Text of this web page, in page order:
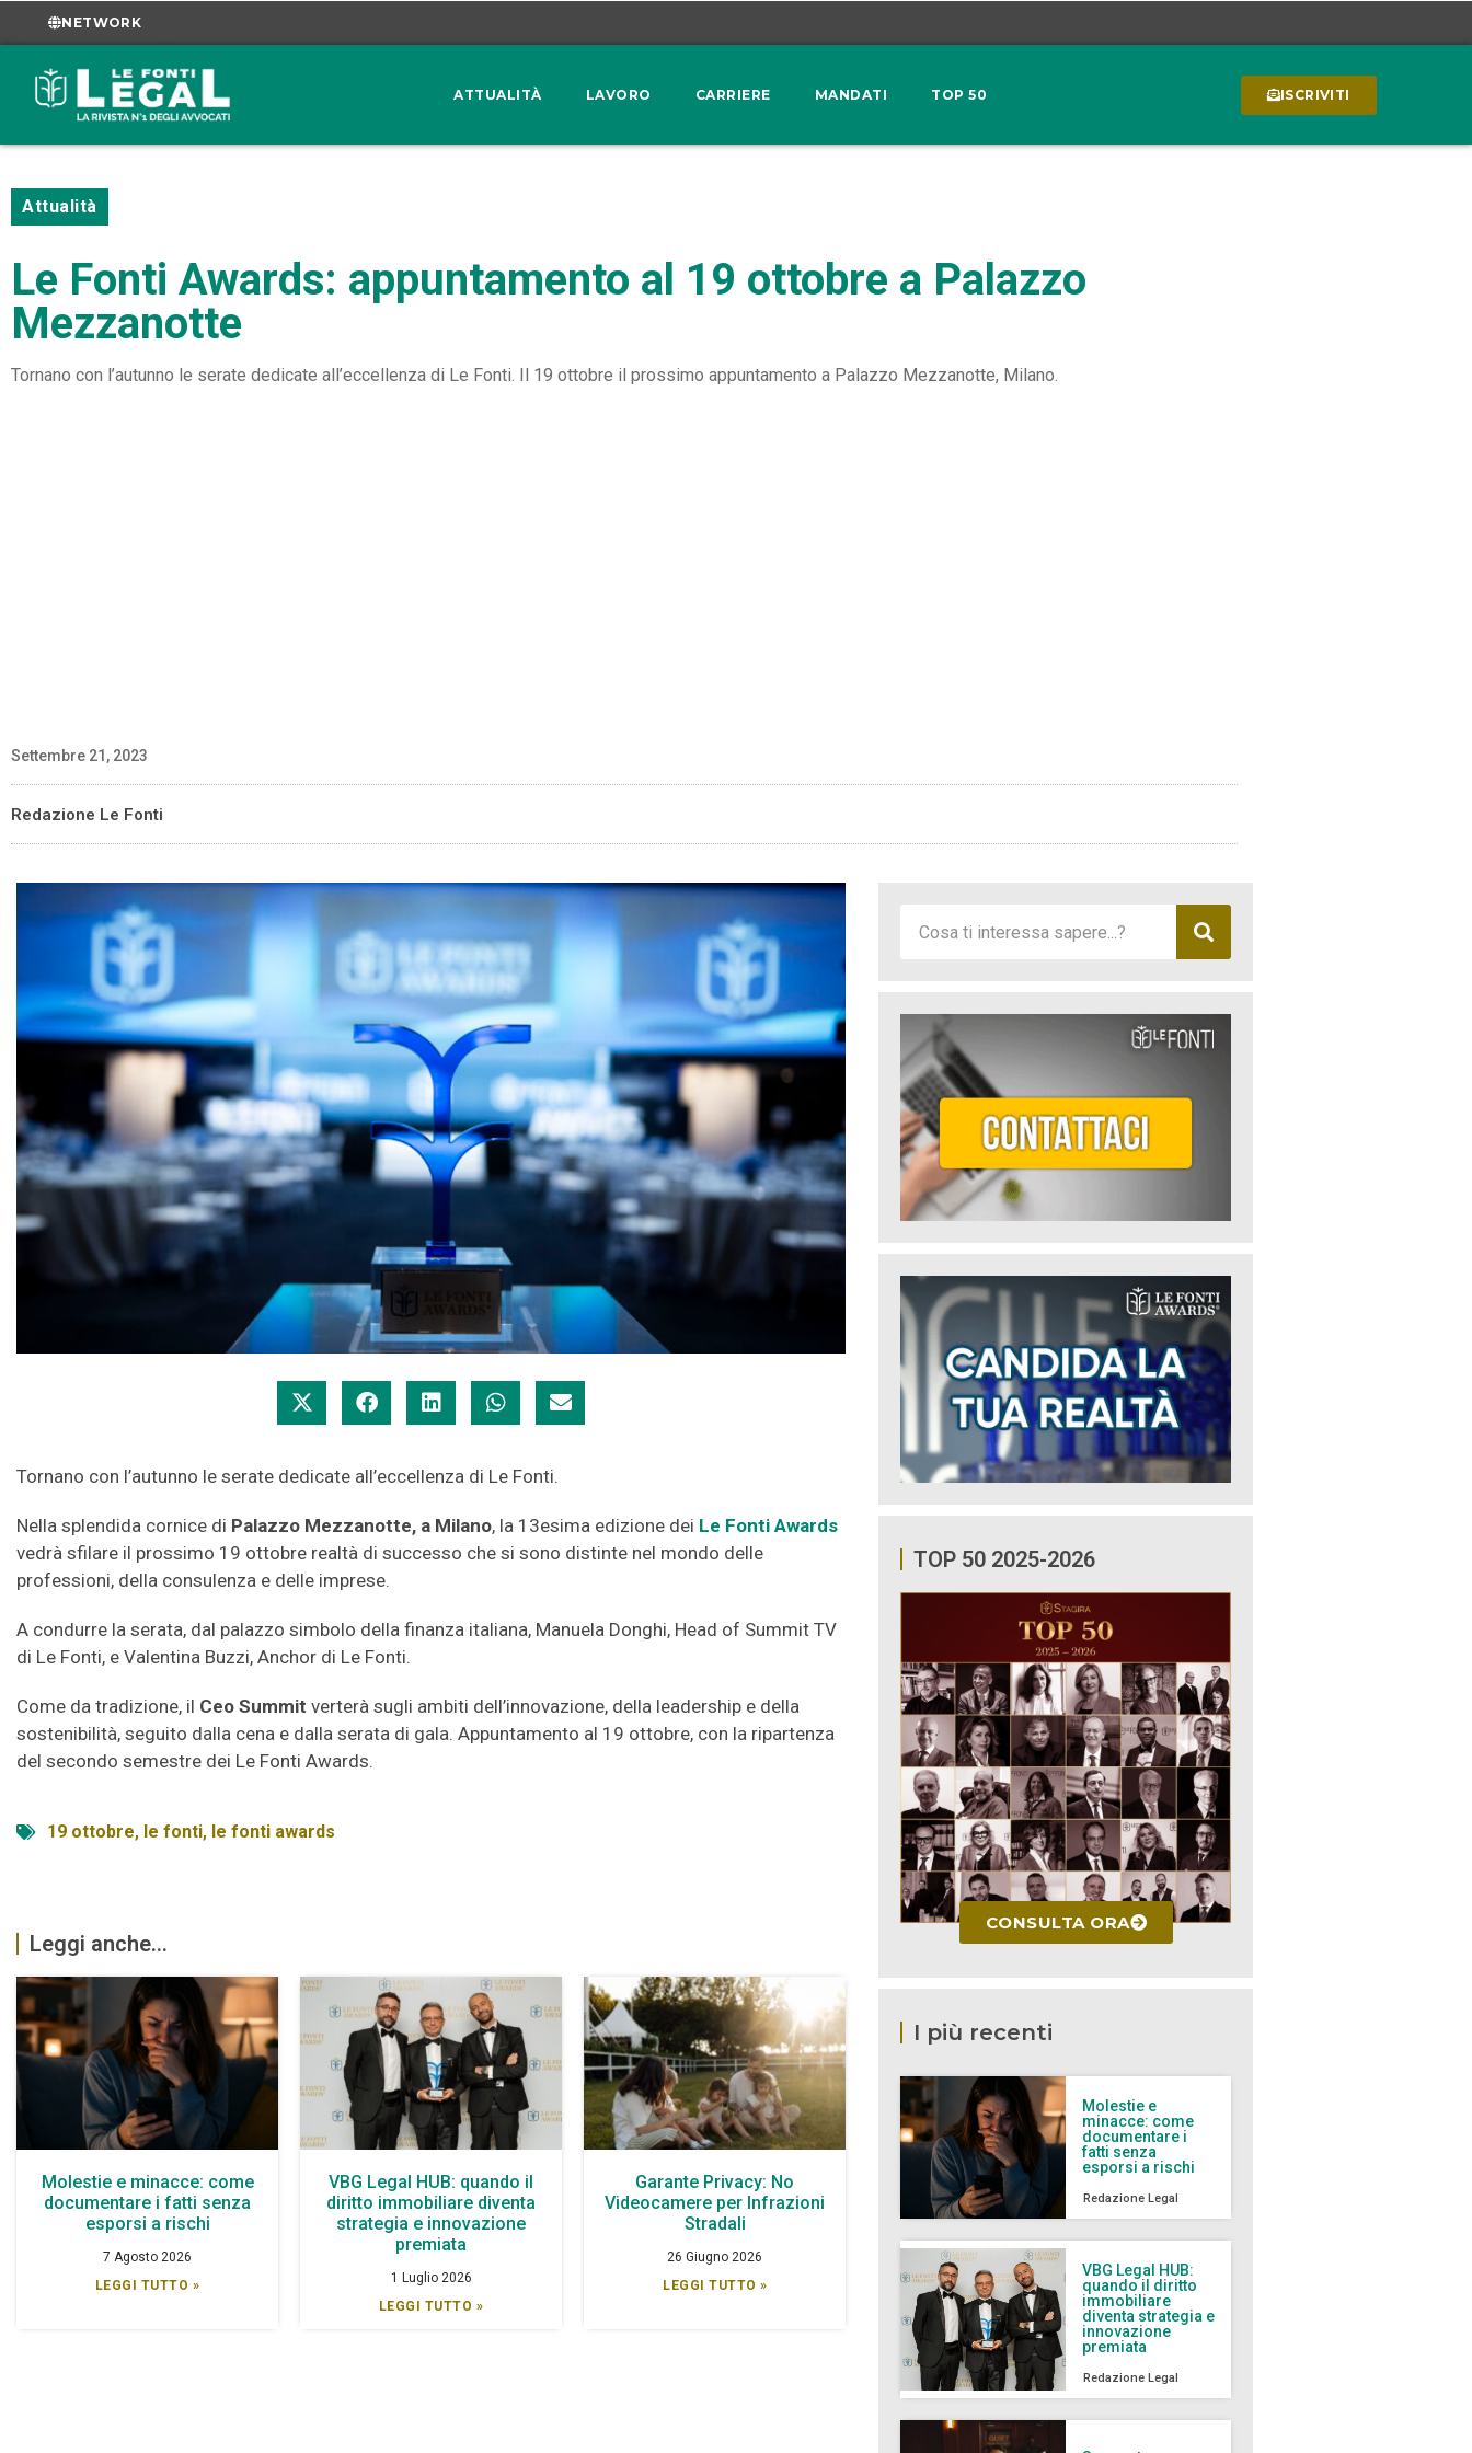
NETWORK
ATTUALITÀ LAVORO CARRIERE MANDATI TOP 50 ISCRIVITI
Attualità
Le Fonti Awards: appuntamento al 19 ottobre a Palazzo
Mezzanotte
Tornano con l’autunno le serate dedicate all’eccellenza di Le Fonti. Il 19 ottobre il prossimo appuntamento a Palazzo Mezzanotte, Milano.
Settembre 21, 2023
Redazione Le Fonti
Tornano con l’autunno le serate dedicate all’eccellenza di Le Fonti.
Nella splendida cornice di Palazzo Mezzanotte, a Milano, la 13esima edizione dei Le Fonti Awards
vedrà sfilare il prossimo 19 ottobre realtà di successo che si sono distinte nel mondo delle
professioni, della consulenza e delle imprese.
A condurre la serata, dal palazzo simbolo della finanza italiana, Manuela Donghi, Head of Summit TV
di Le Fonti, e Valentina Buzzi, Anchor di Le Fonti.
Come da tradizione, il Ceo Summit verterà sugli ambiti dell’innovazione, della leadership e della
sostenibilità, seguito dalla cena e dalla serata di gala. Appuntamento al 19 ottobre, con la ripartenza
del secondo semestre dei Le Fonti Awards.
19 ottobre, le fonti, le fonti awards
Leggi anche...
Molestie e minacce: come
documentare i fatti senza
esporsi a rischi
7 Agosto 2026
LEGGI TUTTO »
VBG Legal HUB: quando il
diritto immobiliare diventa
strategia e innovazione
premiata
1 Luglio 2026
LEGGI TUTTO »
Garante Privacy: No
Videocamere per Infrazioni
Stradali
26 Giugno 2026
LEGGI TUTTO »
TOP 50 2025-2026
CONSULTA ORA
I più recenti
Molestie e
minacce: come
documentare i
fatti senza
esporsi a rischi
Redazione Legal
VBG Legal HUB:
quando il diritto
immobiliare
diventa strategia e
innovazione
premiata
Redazione Legal